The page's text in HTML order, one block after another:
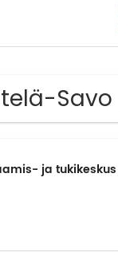
Savo
ja tukikeskus